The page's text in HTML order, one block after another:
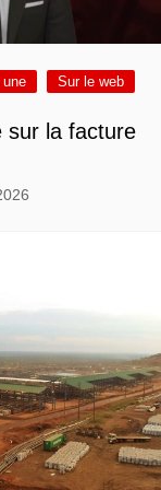
une Sur le web
sur la facture